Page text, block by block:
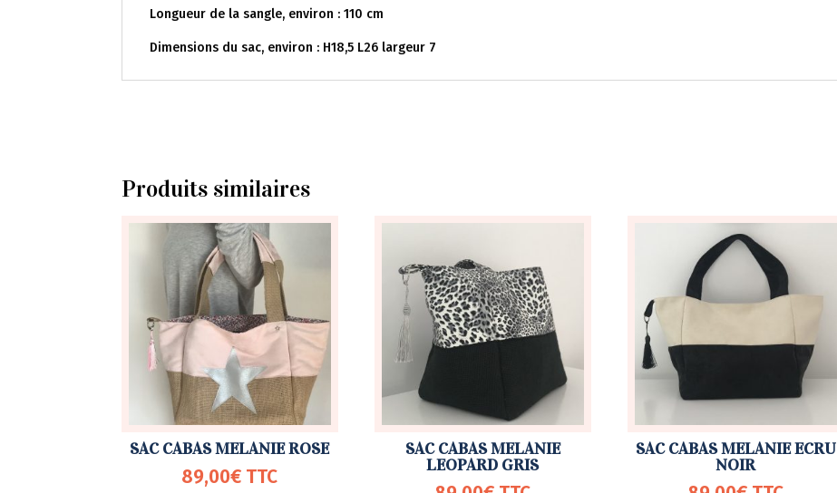
Longueur de la sangle, environ : 110 cm
Dimensions du sac, environ : H18,5 L26 largeur 7
Produits similaires
SAC CABAS MELANIE ROSE
89,00€ TTC
SAC CABAS MELANIE
LEOPARD GRIS
SAC CABAS MELANIE ECRU
NOIR